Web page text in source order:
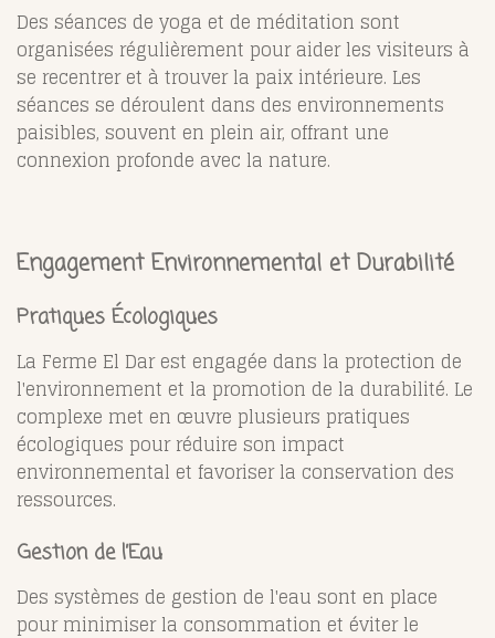
Des séances de yoga et de méditation sont
organisées régulièrement pour aider les visiteurs à
se recentrer et à trouver la paix intérieure. Les
séances se déroulent dans des environnements
paisibles, souvent en plein air, offrant une
connexion profonde avec la nature.
Engagement Environnemental et Durabilité
Pratiques Écologiques
La Ferme El Dar est engagée dans la protection de
l'environnement et la promotion de la durabilité. Le
complexe met en œuvre plusieurs pratiques
écologiques pour réduire son impact
environnemental et favoriser la conservation des
ressources.
Gestion de l’Eau
Des systèmes de gestion de l'eau sont en place
pour minimiser la consommation et éviter le